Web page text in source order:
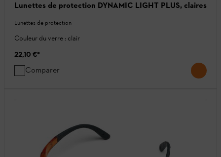
Lunettes de protection DYNAMIC LIGHT PLUS, claires
Lunettes de protection
Couleur du verre : clair
22,10 €*
Comparer